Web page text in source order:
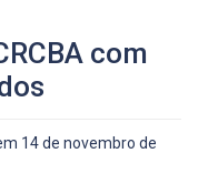
com
14 de novembro de